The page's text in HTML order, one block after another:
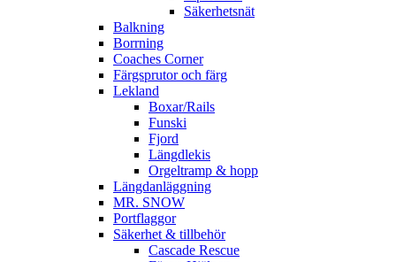
Säkerhetsnät
Balkning
Borrning
Coaches Corner
Färgsprutor och färg
Lekland
Boxar/Rails
Funski
Fjord
Längdlekis
Orgeltramp & hopp
Längdanläggning
MR. SNOW
Portflaggor
Säkerhet & tillbehör
Cascade Rescue